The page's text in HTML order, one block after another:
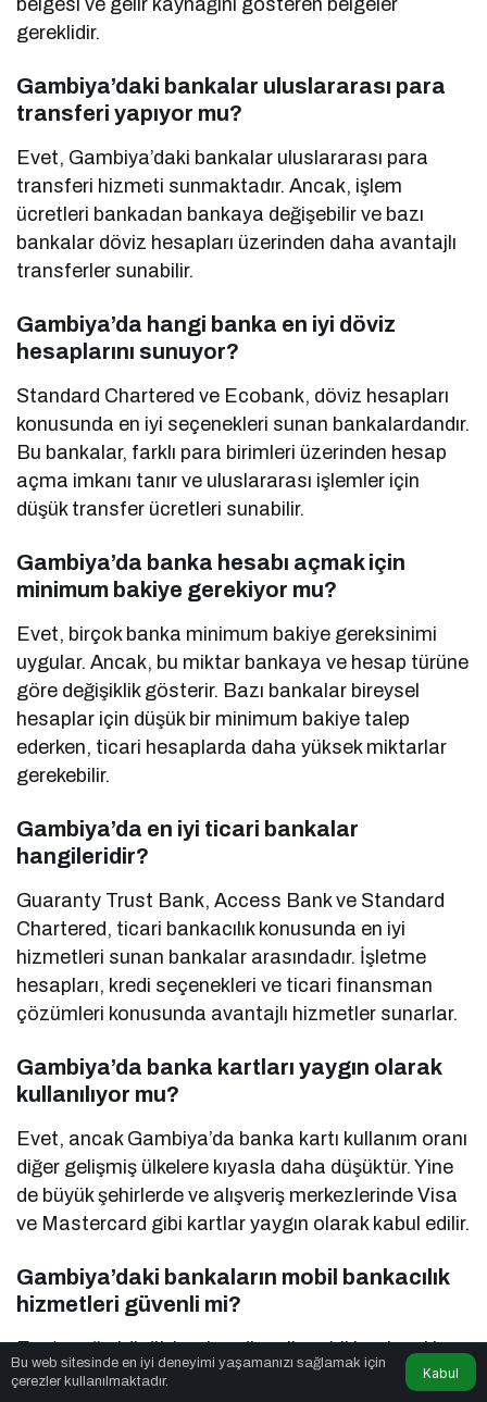
belgesi ve gelir kaynağını gösteren belgeler
gereklidir.
Gambiya’daki bankalar uluslararası para
transferi yapıyor mu?
Evet, Gambiya’daki bankalar uluslararası para
transferi hizmeti sunmaktadır. Ancak, işlem
ücretleri bankadan bankaya değişebilir ve bazı
bankalar döviz hesapları üzerinden daha avantajlı
transferler sunabilir.
Gambiya’da hangi banka en iyi döviz
hesaplarını sunuyor?
Standard Chartered ve Ecobank, döviz hesapları
konusunda en iyi seçenekleri sunan bankalardandır.
Bu bankalar, farklı para birimleri üzerinden hesap
açma imkanı tanır ve uluslararası işlemler için
düşük transfer ücretleri sunabilir.
Gambiya’da banka hesabı açmak için
minimum bakiye gerekiyor mu?
Evet, birçok banka minimum bakiye gereksinimi
uygular. Ancak, bu miktar bankaya ve hesap türüne
göre değişiklik gösterir. Bazı bankalar bireysel
hesaplar için düşük bir minimum bakiye talep
ederken, ticari hesaplarda daha yüksek miktarlar
gerekebilir.
Gambiya’da en iyi ticari bankalar
hangileridir?
Guaranty Trust Bank, Access Bank ve Standard
Chartered, ticari bankacılık konusunda en iyi
hizmetleri sunan bankalar arasındadır. İşletme
hesapları, kredi seçenekleri ve ticari finansman
çözümleri konusunda avantajlı hizmetler sunarlar.
Gambiya’da banka kartları yaygın olarak
kullanılıyor mu?
Evet, ancak Gambiya’da banka kartı kullanım oranı
diğer gelişmiş ülkelere kıyasla daha düşüktür. Yine
de büyük şehirlerde ve alışveriş merkezlerinde Visa
ve Mastercard gibi kartlar yaygın olarak kabul edilir.
Gambiya’daki bankaların mobil bankacılık
hizmetleri güvenli mi?
Evet, çoğu büyük banka güvenli mobil bankacılık
hizmetleri sunmaktadır. Özellikle Trust Bank
Bu web sitesinde en iyi deneyimi yaşamanızı sağlamak için
çerezler kullanılmaktadır.
Kabul